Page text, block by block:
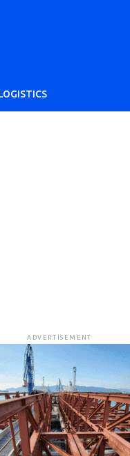
ADVERTISEMENT